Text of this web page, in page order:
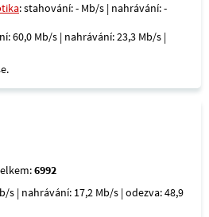
: stahování: - Mb/s | nahrávání: -
60,0 Mb/s | nahrávání: 23,3 Mb/s |
6992
s | nahrávání: 17,2 Mb/s | odezva: 48,9